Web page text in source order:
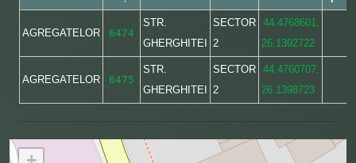
AGREGATELOR 6474
STR.
GHERGHITEI
SECTOR
2
44.4768601,
26.1392722
AGREGATELOR 6475
STR.
GHERGHITEI
SECTOR
2
44.4760707,
26.1398723